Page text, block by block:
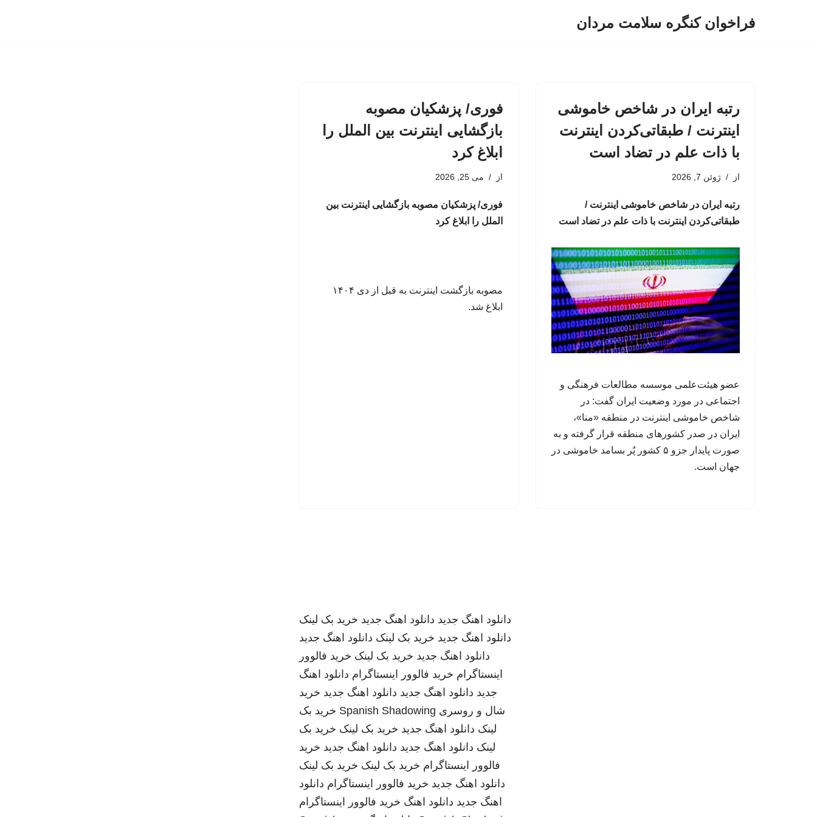
فراخوان کنگره سلامت مردان
رتبه ایران در شاخص خاموشی
اینترنت / طبقاتی‌کردن اینترنت
با ذات علم در تضاد است
از ژوئن 7, 2026
رتبه ایران در شاخص خاموشی اینترنت /
طبقاتی‌کردن اینترنت با ذات علم در تضاد است
عضو هیئت‌علمی موسسه مطالعات فرهنگی و
اجتماعی در مورد وضعیت ایران گفت: در
شاخص خاموشی اینترنت در منطقه «منا»،
ایران در صدر کشورهای منطقه قرار گرفته و به
صورت پایدار جزو ۵ کشور پٌر بسامد خاموشی در
جهان است.
فوری/ پزشکیان مصوبه
بازگشایی اینترنت بین الملل را
ابلاغ کرد
از می 25, 2026
فوری/ پزشکیان مصوبه بازگشایی اینترنت بین
الملل را ابلاغ کرد
مصوبه بازگشت اینترنت به قبل از دی ۱۴۰۴
ابلاغ شد.
دانلود اهنگ جدید دانلود اهنگ جدید خرید بک لینک
دانلود اهنگ جدید خرید بک لینک دانلود اهنگ جدید
دانلود اهنگ جدید خرید بک لینک خرید فالوور
اینستاگرام خرید فالوور اینستاگرام دانلود اهنگ
جدید دانلود اهنگ جدید دانلود اهنگ جدید خرید
شال و روسری Spanish Shadowing خرید بک
لینک دانلود اهنگ جدید خرید بک لینک خرید بک
لینک دانلود اهنگ جدید دانلود اهنگ جدید خرید
فالوور اینستاگرام خرید بک لینک خرید بک لینک
دانلود اهنگ جدید خرید فالوور اینستاگرام دانلود
اهنگ جدید دانلود اهنگ خرید فالوور اینستاگرام